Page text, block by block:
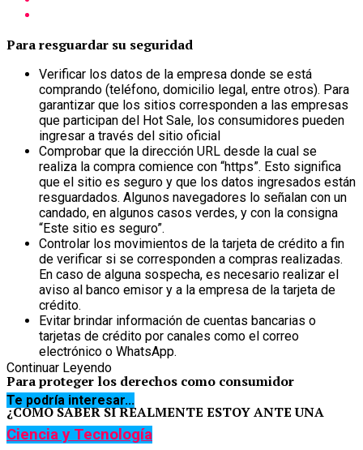
Para resguardar su seguridad
Verificar los datos de la empresa donde se está
comprando (teléfono, domicilio legal, entre otros). Para
garantizar que los sitios corresponden a las empresas
que participan del Hot Sale, los consumidores pueden
ingresar a través del sitio oficial
Comprobar que la dirección URL desde la cual se
realiza la compra comience con “https”. Esto significa
que el sitio es seguro y que los datos ingresados están
resguardados. Algunos navegadores lo señalan con un
candado, en algunos casos verdes, y con la consigna
“Este sitio es seguro”.
Controlar los movimientos de la tarjeta de crédito a fin
de verificar si se corresponden a compras realizadas.
En caso de alguna sospecha, es necesario realizar el
aviso al banco emisor y a la empresa de la tarjeta de
crédito.
Evitar brindar información de cuentas bancarias o
tarjetas de crédito por canales como el correo
electrónico o WhatsApp.
Para proteger los derechos como consumidor
¿CÓMO SABER SI REALMENTE ESTOY ANTE UNA
OFERTA?
Continuar Leyendo
Te podría interesar...
Ciencia y Tecnología